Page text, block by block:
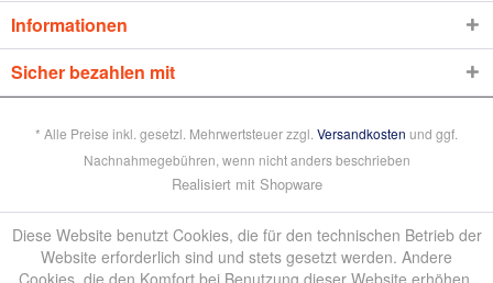
Informationen
Sicher bezahlen mit
* Alle Preise inkl. gesetzl. Mehrwertsteuer zzgl. Versandkosten und ggf.
Nachnahmegebühren, wenn nicht anders beschrieben
Realisiert mit Shopware
Diese Website benutzt Cookies, die für den technischen Betrieb der
Website erforderlich sind und stets gesetzt werden. Andere
Cookies, die den Komfort bei Benutzung dieser Website erhöhen,